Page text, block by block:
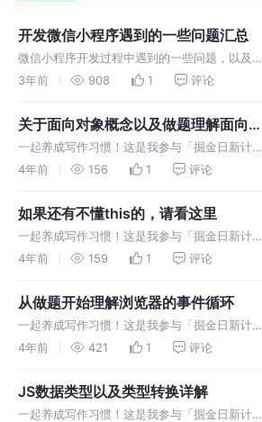
开发微信小程序遇到的一些问题汇总
微信小程序开发过程中遇到的一些问题，以及问
题的方案汇总，会持续更新遇到的问题 以及解
3年前 908 1 评论
关于面向对象概念以及做题理解面向对
象
一起养成写作习惯！这是我参与「掘金日新计划
· 4 月更文挑战」的第7天，点击查看活动详情。
等） 面向过程 POP (c) 面向对象编
4年前 156 1 评论
如果还有不懂this的，请看这里
一起养成写作习惯！这是我参与「掘金日新计划
· 4 月更文挑战」的第5天，点击查看活动详
你能一眼看出输出答案吗？如果可以那么我相信
this 概念你
4年前 159 1 评论
从做题开始理解浏览器的事件循环
一起养成写作习惯！这是我参与「掘金日新计划
· 4 月更文挑战」的第4天，点击查看活动详
能执行一个任务，不能多个任务同时执行，只能
以排队的形式，
4年前 421 1 评论
JS数据类型以及类型转换详解
一起养成写作习惯！这是我参与「掘金日新计划